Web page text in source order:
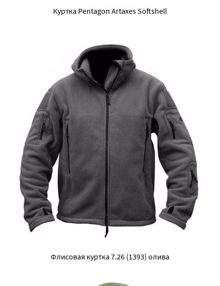
Куртка Pentagon Artaxes Softshell
Флисовая куртка 7.26 (1393) олива